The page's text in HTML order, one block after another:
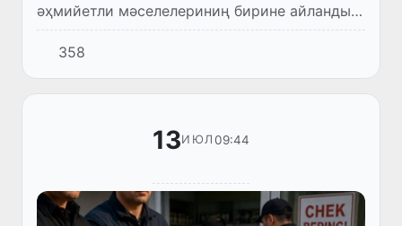
әҳмийетли мәселелериниң бирине айланды.
Тәбийый ресурслардан мақсетке муўапық
пайдаланыў, халыққа қолайлы жасаў
шараятын жаратыў, қоршаған ортал...
358
13ИЮЛ 09:44